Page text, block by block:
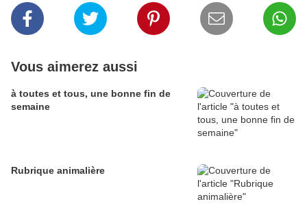
Vous aimerez aussi
à toutes et tous, une bonne fin de
semaine
Rubrique animalière